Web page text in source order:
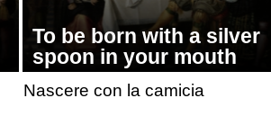
To be born with a silver
spoon in your mouth
Nascere con la camicia